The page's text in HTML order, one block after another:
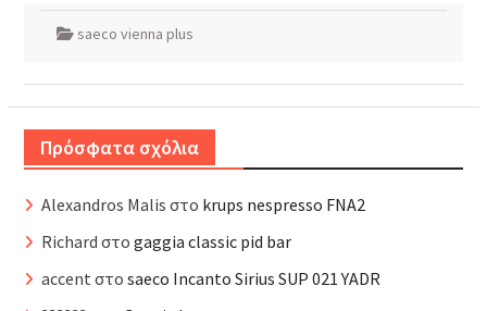
saeco vienna plus
Πρόσφατα σχόλια
Alexandros Malis στο krups nespresso FNA2
Richard στο gaggia classic pid bar
accent στο saeco Incanto Sirius SUP 021 YADR